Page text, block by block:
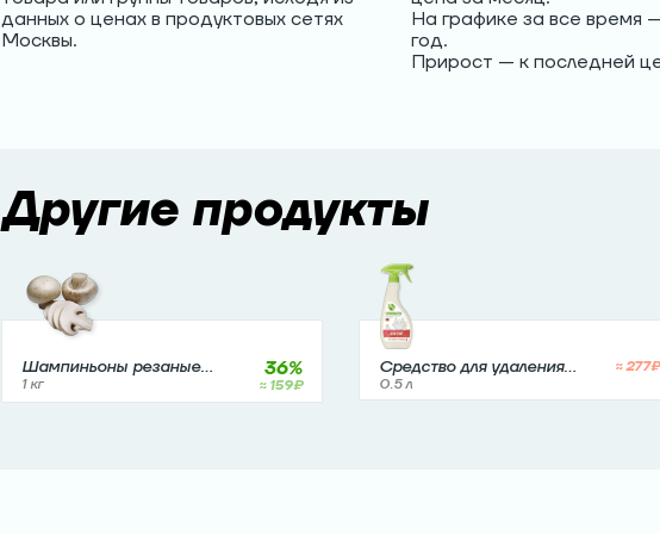
данных о ценах в продуктовых сетях
Москвы.
На графике за все время
год.
Прирост — к последней
Другие продукты
Шампиньоны резаные
весовые
1 кг
36%
≈159₽
Средство для удаления
жира и нагара Synergetic
0.5 л
≈277₽